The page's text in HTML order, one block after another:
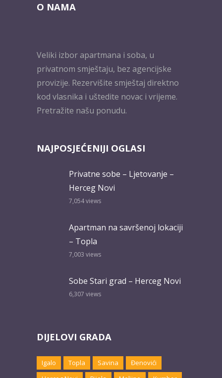
O NAMA
Veliki izbor apartmana i soba, u
privatnom smještaju, bez agencijske
provizije. Rezervišite smještaj direktno
kod vlasnika i uštedite novac i vrijeme.
Pretražite našu ponudu.
NAJPOSJEĆENIJI OGLASI
Privatne sobe – Ljetovanje –
Herceg Novi
7,054views
Apartman na savršenoj lokaciji
– Topla
7,003 views
Sobe Stari grad – Herceg Novi
6,307 views
DIJELOVI GRADA
Igalo Topla Savina
Đenovići